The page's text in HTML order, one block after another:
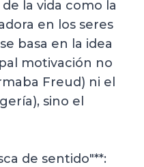
la vida como la
en los seres
basa en la idea
motivación no
Freud) ni el
sino el
de sentido"**: